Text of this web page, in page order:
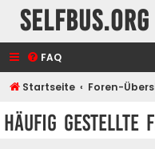
selfbus.org
FAQ
Startseite Foren-
Häufig gestellte